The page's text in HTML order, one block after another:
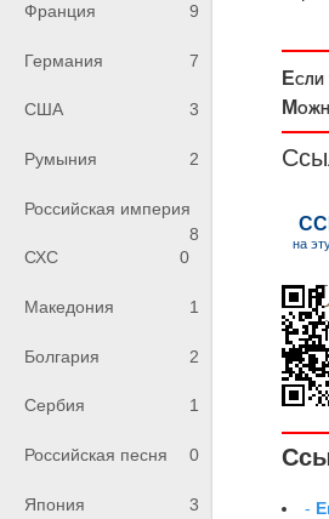
Франция 9
Германия 7
США 3
Румыния 2
Российская империя
8
СХС
0
Македония 1
Болгария 2
Сербия 1
Российская песня 0
Япония 3
Если
-